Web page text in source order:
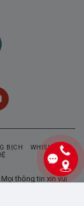
thông tin xin vui
BỊCH
WHISKY